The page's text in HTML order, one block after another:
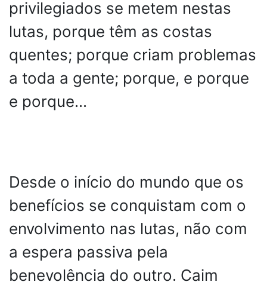
privilegiados se metem nestas
lutas, porque têm as costas
quentes; porque criam problemas
a toda a gente; porque, e porque
e porque...
Desde o início do mundo que os
benefícios se conquistam com o
envolvimento nas lutas, não com
a espera passiva pela
benevolência do outro. Caim